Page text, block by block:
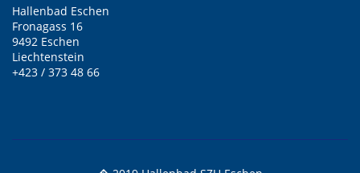
Hallenbad Eschen
Fronagass 16
9492 Eschen
Liechtenstein
+423 / 373 48 66